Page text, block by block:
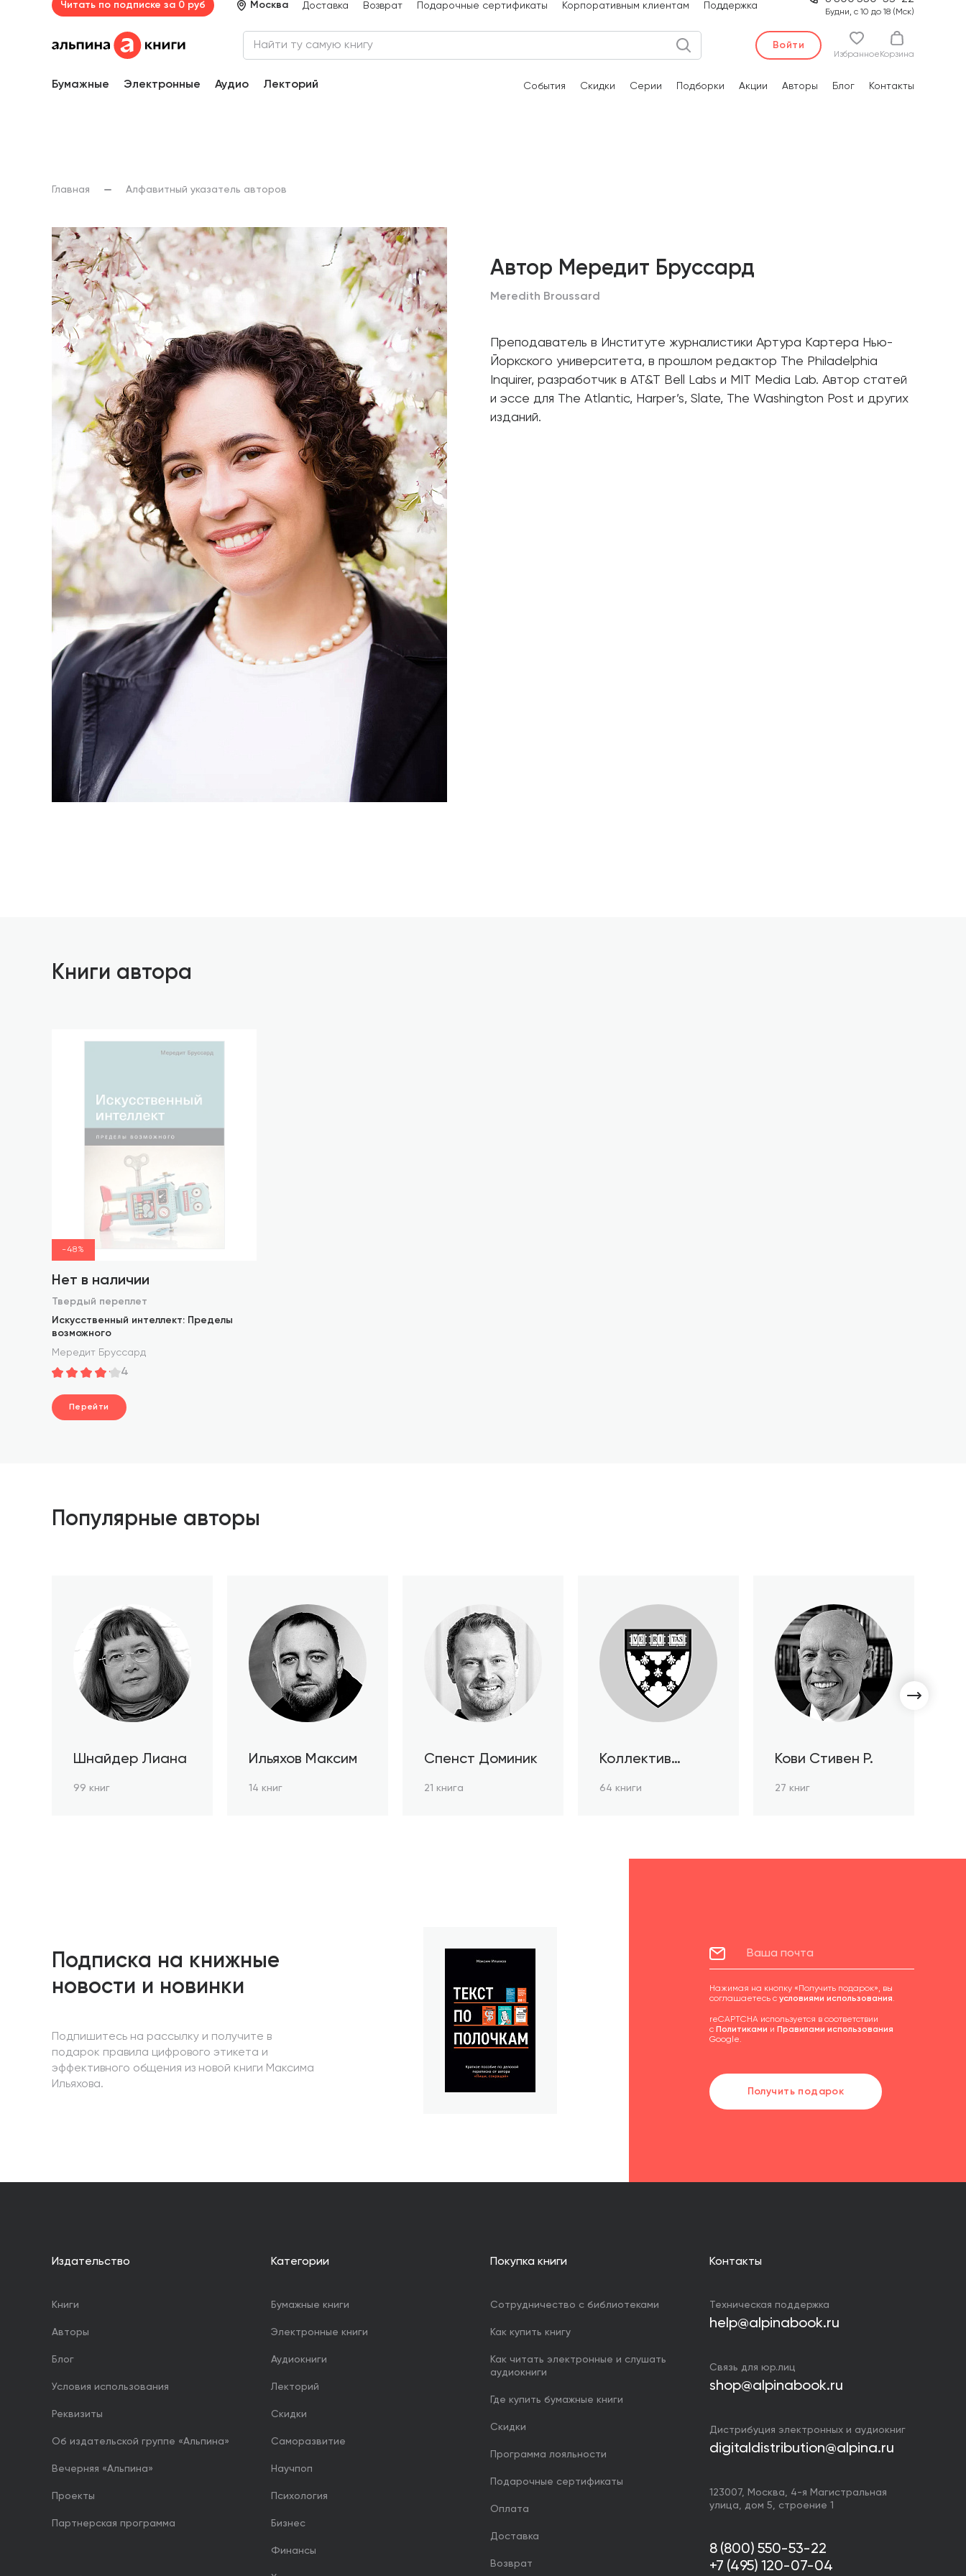
Читать по подписке за 0 руб Москва Доставка Возврат Подарочные сертификаты Корпоративным клиентам Поддержка
Будни, с 10 до 18 (Мск)
Войти
Избранное Корзина
Бумажные Электронные Аудио Лекторий События Скидки Серии Подборки Акции Авторы Блог Контакты
Главная Алфавитный указатель авторов
Автор Мередит Бруссард
Meredith Broussard
Преподаватель в Институте журналистики Артура Картера Нью-
Йоркского университета, в прошлом редактор The Philadelphia
Inquirer, разработчик в AT&T Bell Labs и MIT Media Lab. Автор статей
и эссе для The Atlantic, Harper’s, Slate, The Washington Post и других
изданий.
Книги автора
-48%
Нет в наличии
Твердый переплет
Искусственный интеллект: Пределы
возможного
Мередит Бруссард
4
Перейти
Популярные авторы
Шнайдер Лиана
99 книг
Ильяхов Максим
14 книг
Спенст Доминик
21 книга
Коллектив
64 книги
Кови Стивен Р.
27 книг
Подписка на книжные
новости и новинки
Подпишитесь на рассылку и получите в
подарок правила цифрового этикета и
эффективного общения из новой книги Максима
Ильяхова.
Нажимая на кнопку «Получить подарок», вы
соглашаетесь с условиями использования.
reCAPTCHA используется в соответствии
с Политиками и Правилами использования
Google.
Получить подарок
Издательство
Книги
Авторы
Блог
Условия использования
Реквизиты
Об издательской группе «Альпина»
Вечерняя «Альпина»
Проекты
Партнерская программа
Категории
Бумажные книги
Электронные книги
Аудиокниги
Лекторий
Скидки
Саморазвитие
Научпоп
Психология
Бизнес
Финансы
Покупка книги
Сотрудничество с библиотеками
Как купить книгу
Как читать электронные и слушать
аудиокниги
Где купить бумажные книги
Скидки
Программа лояльности
Подарочные сертификаты
Оплата
Доставка
Возврат
Контакты
Техническая поддержка
help@alpinabook.ru
Связь для юр.лиц
shop@alpinabook.ru
Дистрибуция электронных и аудиокниг
digitaldistribution@alpina.ru
123007, Москва, 4-я Магистральная
улица, дом 5, строение 1
8 (800) 550-53-22
+7 (495) 120-07-04